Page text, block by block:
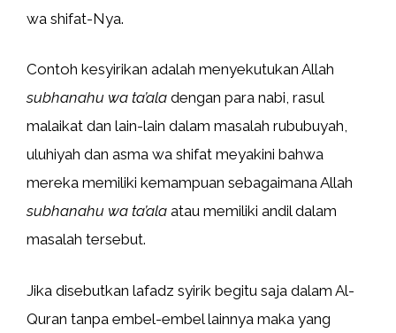
wa shifat-Nya.
Contoh kesyirikan adalah menyekutukan Allah
subhanahu wa ta’ala dengan para nabi, rasul
malaikat dan lain-lain dalam masalah rububuyah,
uluhiyah dan asma wa shifat meyakini bahwa
mereka memiliki kemampuan sebagaimana Allah
subhanahu wa ta’ala atau memiliki andil dalam
masalah tersebut.
Jika disebutkan lafadz syirik begitu saja dalam Al-
Quran tanpa embel-embel lainnya maka yang